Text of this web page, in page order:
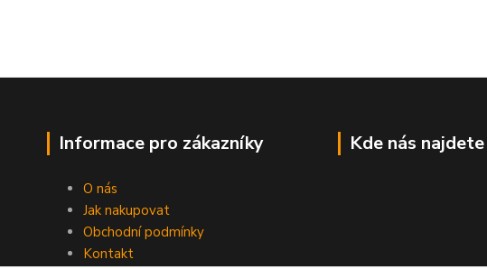
Informace pro zákazníky
O nás
Jak nakupovat
Obchodní podmínky
Kontakt
Kde nás najdete